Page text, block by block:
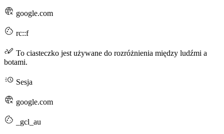
google.com
rc::f
To ciasteczko jest używane do rozróżnienia między ludźmi a
botami.
Sesja
google.com
_gcl_au